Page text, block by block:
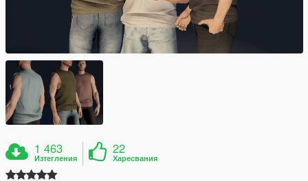
1 463
Изтегления
22
Харесвания